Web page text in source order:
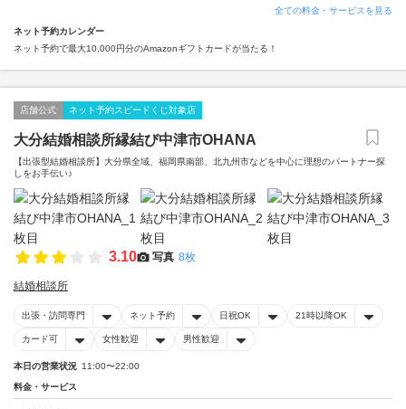
全ての料金・サービスを見る
ネット予約カレンダー
ネット予約で最大10,000円分のAmazonギフトカードが当たる！
店舗公式 ネット予約スピードくじ対象店
大分結婚相談所縁結び中津市OHANA
【出張型結婚相談所】大分県全域、福岡県南部、北九州市などを中心に理想のパートナー探
しをお手伝い♪
3.10 写真 8枚
結婚相談所
出張・訪問専門 ネット予約 日祝OK 21時以降OK
カード可 女性歓迎 男性歓迎
本日の営業状況 11:00〜22:00
料金・サービス